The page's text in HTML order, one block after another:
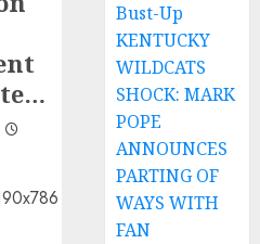
Bust-Up
KENTUCKY
WILDCATS
SHOCK: MARK
POPE
ANNOUNCES
PARTING OF
WAYS WITH
FAN